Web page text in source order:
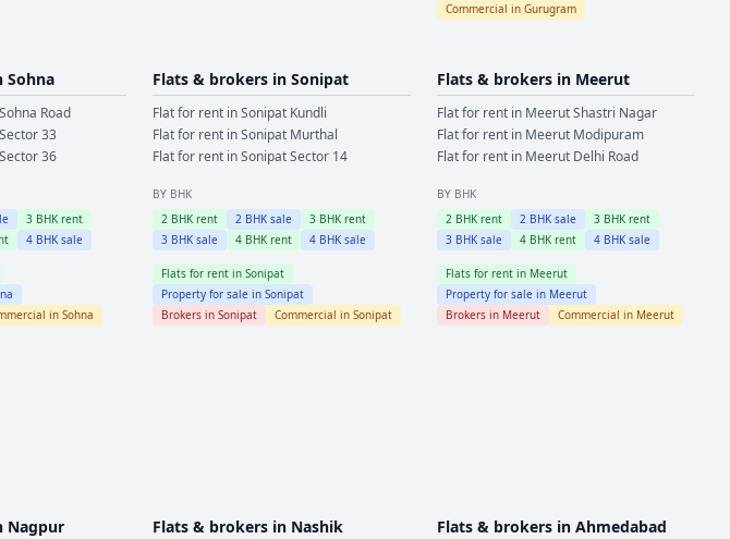
Commercial inGurugram
Sohna
Sohna Road
Sector 33
Sector 36
3BHK rent
4BHK sale
in Sohna
Flats & brokers inSonipat
Flat for rent inSonipat Kundli
Flat for rent inSonipat Murthal
Flat for rent inSonipatSector 14
BY BHK
2 BHK rent 2 BHK sale 3 BHK rent
3 BHK sale 4 BHK rent 4 BHK sale
Flats for rent inSonipat
Property for sale inSonipat
Brokers inSonipat Commercial inSonipat
Flats & brokers in Meerut
Flat for rent in MeerutShastri Nagar
Flat for rent in Meerut Modipuram
Flat for rent in Meerut Delhi Road
BY BHK
2 BHK rent 2 BHK sale 3 BHK rent
3 BHK sale 4 BHK rent 4 BHK sale
Flats for rent in Meerut
Property for sale in Meerut
Brokers in Meerut Commercial in Meerut
Nagpur Flats & brokers in Nashik Flats & brokers inAhmedabad